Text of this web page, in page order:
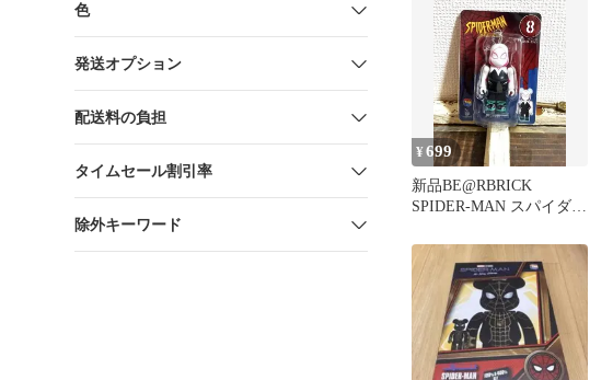
色
発送オプション
配送料の負担
タイムセール割引率
除外キーワード
¥699
新品BE@RBRICK
SPIDER-MAN スパイダー